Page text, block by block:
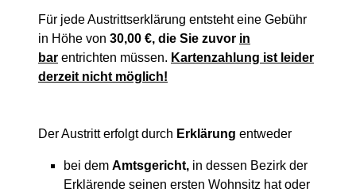
Für jede Austrittserklärung entsteht eine Gebühr
in Höhe von 30,00 €, die Sie zuvor in
bar entrichten müssen. Kartenzahlung ist leider
derzeit nicht möglich!
Der Austritt erfolgt durch Erklärung entweder
bei dem Amtsgericht, in dessen Bezirk der
Erklärende seinen ersten Wohnsitz hat oder